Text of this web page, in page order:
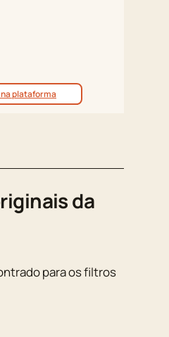
na plataforma
da
para os filtros